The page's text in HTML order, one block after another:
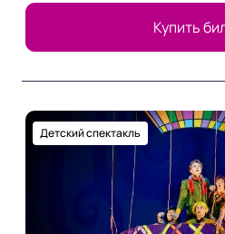
Купить
Детский спектакль